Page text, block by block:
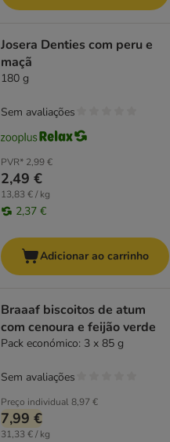
Josera Denties com peru e
maçã
180 g
PVR* 2,99 €
2,49 €
13,83 € / kg
2,37 €
Sem avaliações
Adicionar ao carrinho
Braaaf biscoitos de atum
com cenoura e feijão verde
Pack económico: 3 x 85 g
Preço individual8,97 €
7,99 €
31,33 € / kg
Sem avaliações